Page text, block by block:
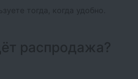
тогда, когда удобно.
распродажа?